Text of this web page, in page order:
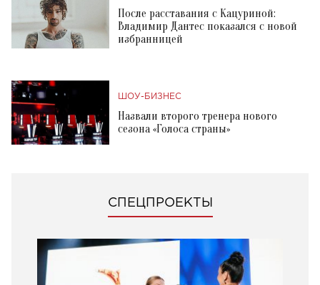
После расставания с Кацуриной:
Владимир Дантес показался с новой
избранницей
ШОУ-БИЗНЕС
Назвали второго тренера нового
сезона «Голоса страны»
СПЕЦПРОЕКТЫ